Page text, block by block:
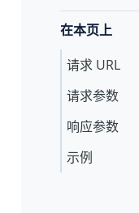
在本页上
请求 URL
请求参数
响应参数
示例